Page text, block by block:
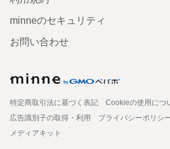
minneのセキュリティ
お問い合わせ
特定商取引法に基づく表記
Cookieの使用につ
広告識別子の取得・利用
プライバシーポリシ
メディアキット